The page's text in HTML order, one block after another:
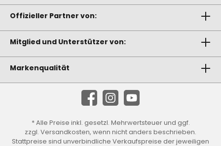
Offizieller Partner von:
Mitglied und Unterstützer von:
Markenqualität
* Alle Preise inkl. gesetzl. Mehrwertsteuer und ggf.
zzgl. Versandkosten, wenn nicht anders beschrieben.
Stattpreise sind unverbindliche Verkaufspreise der jeweiligen